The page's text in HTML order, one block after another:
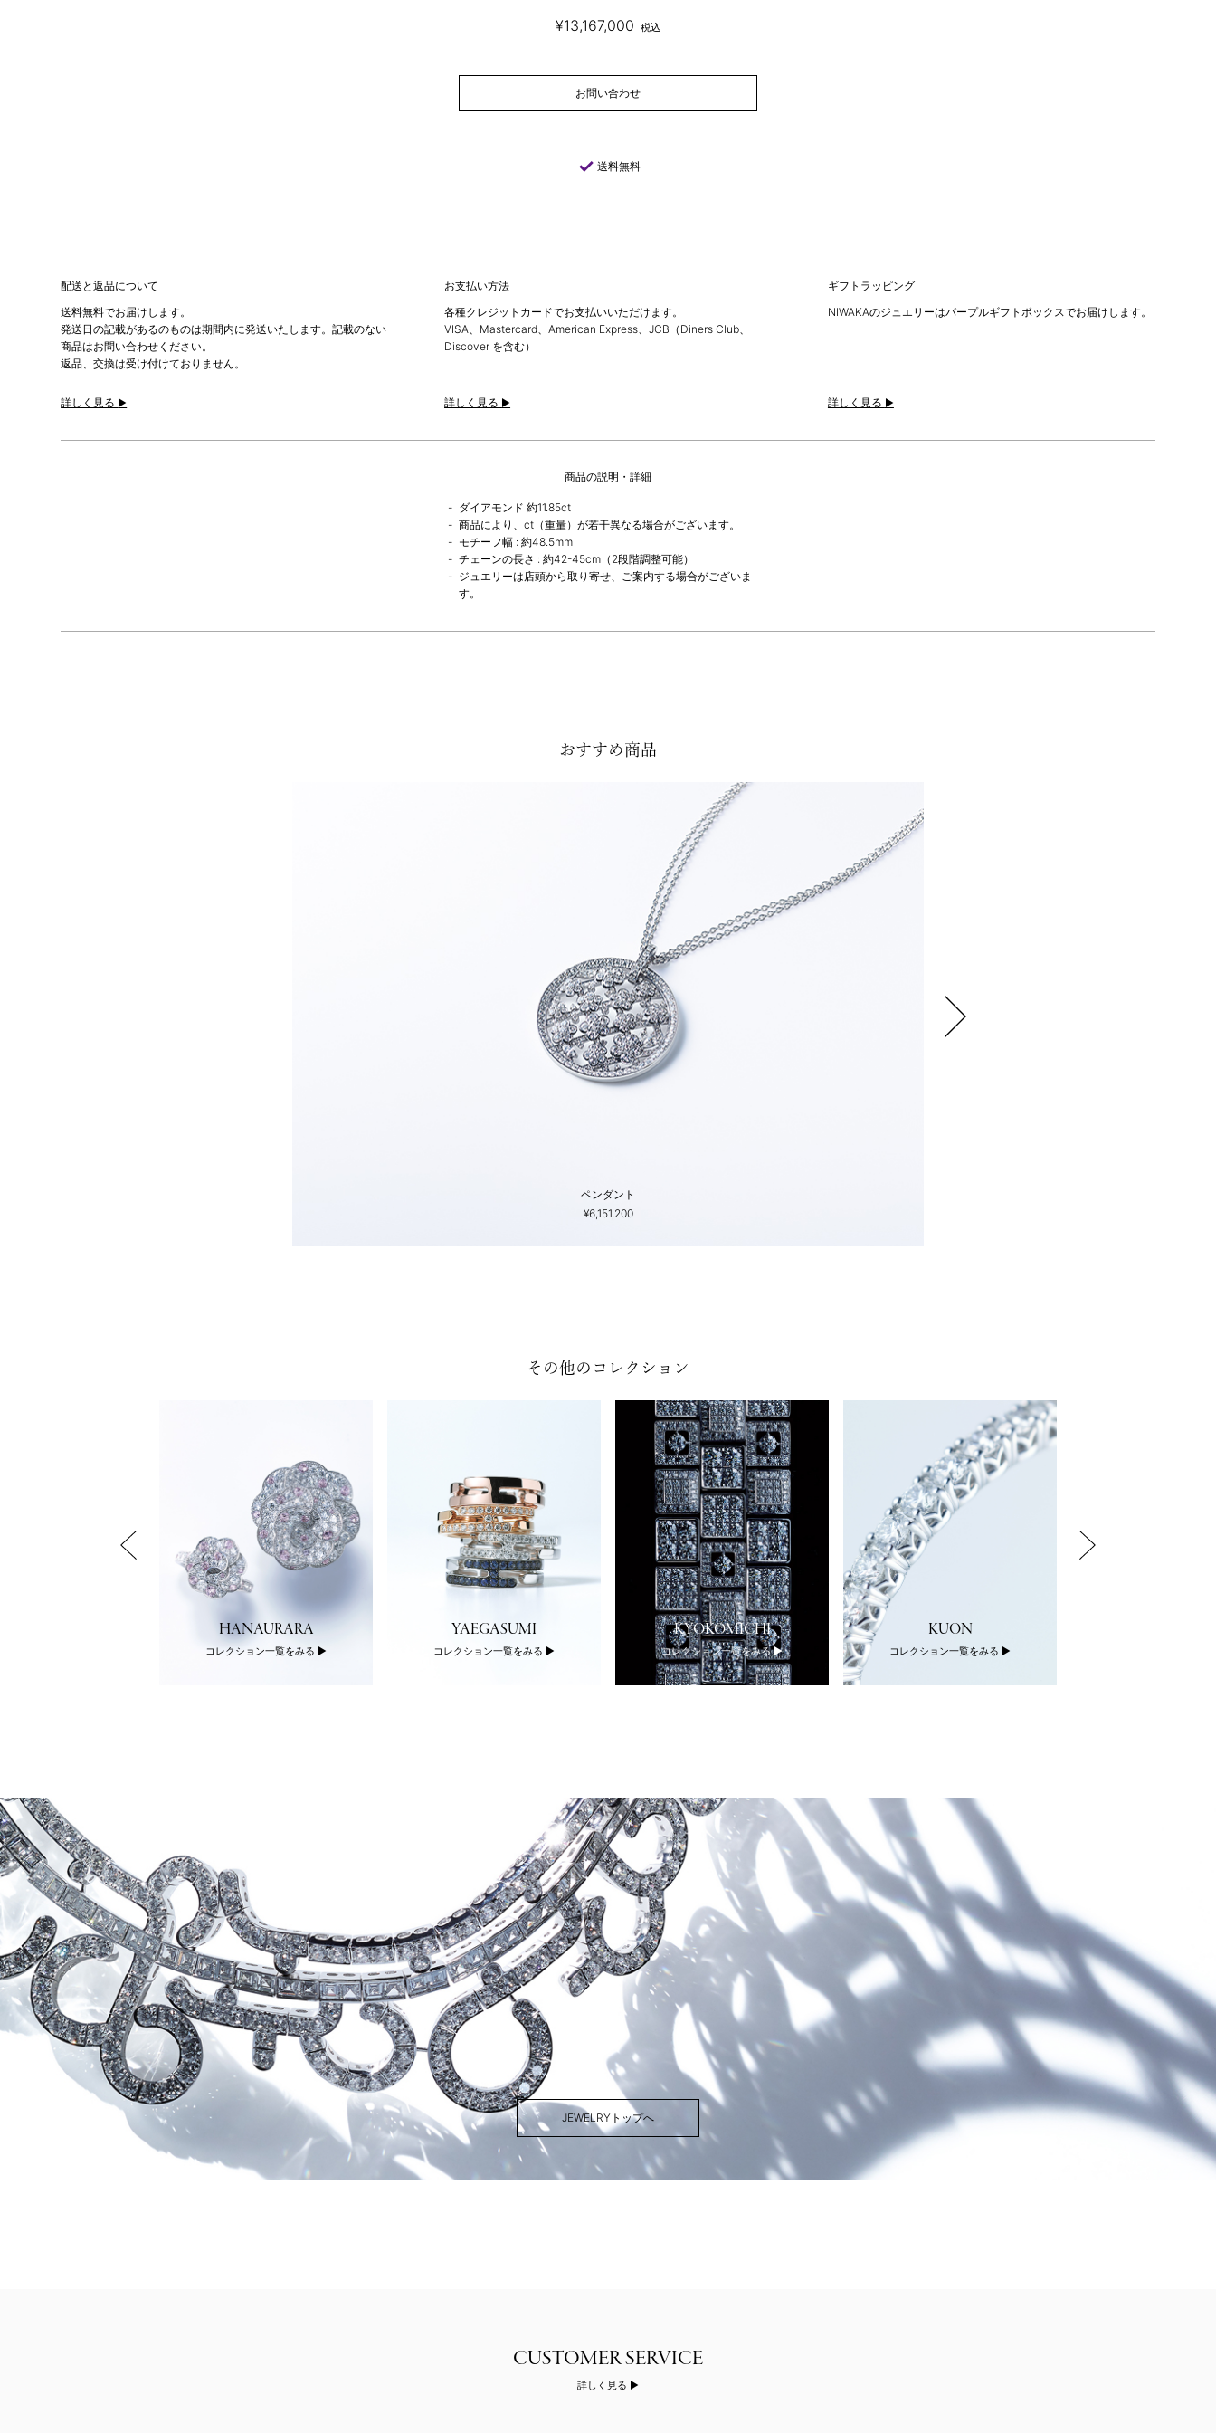
¥13,167,000 税込
お問い合わせ
check 送料無料
配送と返品について
送料無料でお届けします。
発送日の記載があるのものは期間内に発送いたします。記載のない
商品はお問い合わせください。
返品、交換は受け付けておりません。
詳しく見る
お支払い方法
各種クレジットカードでお支払いいただけます。
VISA、Mastercard、American Express、JCB（Diners Club、
Discover を含む）
詳しく見る
ギフトラッピング
NIWAKAのジュエリーはパープルギフトボックスでお届けします。
詳しく見る
商品の説明・詳細
ダイアモンド 約11.85ct
商品により、ct（重量）が若干異なる場合がございます。
モチーフ幅 : 約48.5mm
チェーンの長さ : 約42-45cm（2段階調整可能）
ジュエリーは店頭から取り寄せ、ご案内する場合がございま
す。
おすすめ商品
ペンダント
¥6,151,200
その他のコレクション
HANAURARA
コレクション一覧をみる
YAEGASUMI
コレクション一覧をみる
KYOKOMICHI
コレクション一覧をみる
KUON
コレクション一覧をみる
JEWELRYトップへ
詳しく見る